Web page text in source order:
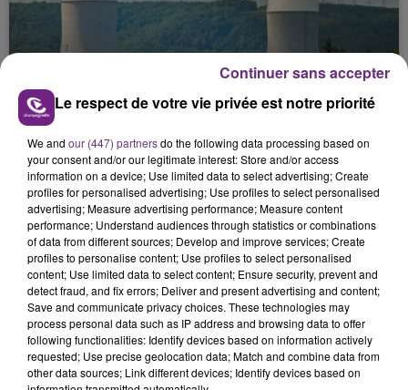
LA CENTRALE NUCLÉAIRE DE CHOOZ
TOUJOURS À L'ARRÊT
nucléaire ardennaise est à l'arrêt. Une situation
justifiée par la sécheresse intense qui est toujours
présente.
LE MAGASIN JOUÉCLUB DE REIMS FERME
SES PORTES
C'était l'une des institutions du centre-ville
rémois. Le magasin JouéClub est contraint de
Le respect de votre vie privée est notre priorité
We and our (447) partnersdo the following data processing based on
your consent and/or our legitimate interest: Store and/or access
information on a device; Use limited data to select advertising; Create
profiles for personalised advertising; Use profiles to select personalised
advertising; Measure advertising performance; Measure content
performance; Understand audiences through statistics or combinations
of data from different sources; Develop and improve services; Create
profiles to personalise content; Use profiles to select personalised
content; Use limited data to select content; Ensure security, prevent and
detect fraud, and fix errors; Deliver and present advertising and content;
Save and communicate privacy choices. These technologies may
process personal data such as IP address and browsing data to offer
following functionalities: Identify devices based on information actively
requested; Use precise geolocation data; Match and combine data from
other data sources; Link different devices; Identify devices based on
Continuer sans accepter